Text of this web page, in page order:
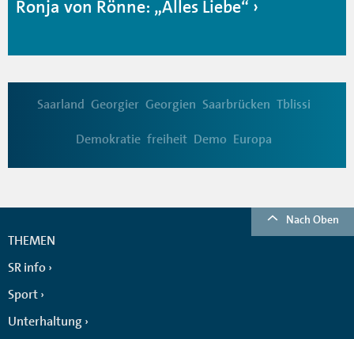
Ronja von Rönne: „Alles Liebe“
Saarland Georgier Georgien Saarbrücken Tblissi
Demokratie freiheit Demo Europa
Nach Oben
THEMEN
SR info
Sport
Unterhaltung